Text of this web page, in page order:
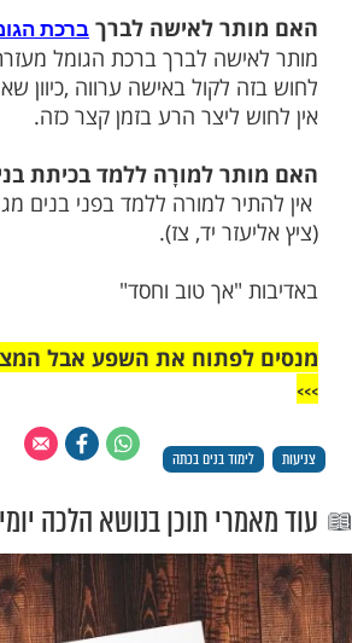
עוד תוכן חדש ומפתיע!
שלנו בתהיליםבלחיצה
לאישה לברךברכת הגומל
לברך ברכת הגומל מעזרת
באישה ערווה ,כיוון שאין
הרע בזמן קצר כזה.
למורָה ללמד בכיתת בנים?
למורה ללמד בפני בנים מגיל
יד, צז).
טוב וחסד"